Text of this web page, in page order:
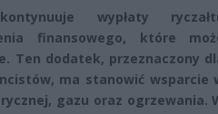
wypłaty
finansowego, które
Ten dodatek, przeznaczony
ma stanowić wsparcie
gazu oraz ogrzewania.